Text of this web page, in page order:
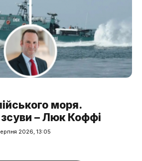
моря.
зсуви – Люк Коффі
2026, 13:05